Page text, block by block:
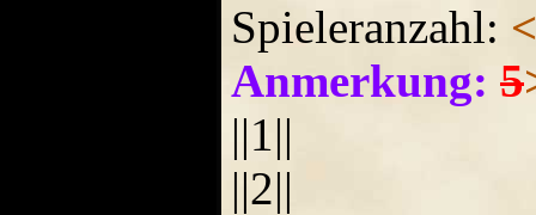
Spieleranzahl:
Anmerkung: 5
||1||
||2||